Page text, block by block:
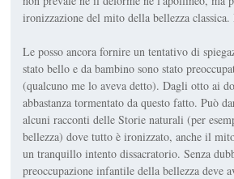
ironizzazione del mito della bellezza classica.
Le posso ancora fornire un tentativo di
stato bello e da bambino sono stato
(qualcuno me lo aveva detto). Dagli otto ai
abbastanza tormentato da questo fatto. Può
alcuni racconti delle Storie naturali (per
bellezza) dove tutto è ironizzato, anche il
un tranquillo intento dissacratorio. Senza
preoccupazione infantile della bellezza deve